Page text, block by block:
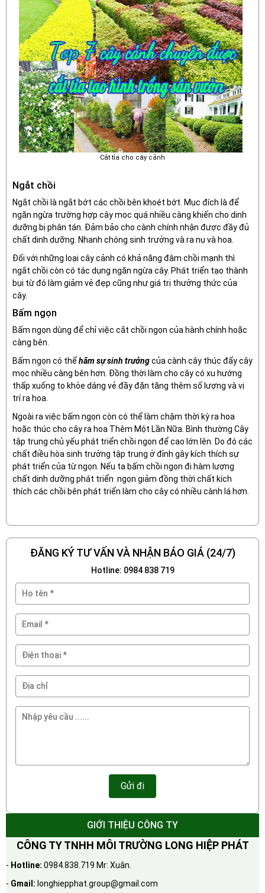
Cắt tỉa cho cây cảnh
Ngắt chồi
Ngắt chồi là ngắt bớt các chồi bên khoét bớt. Mục đích là để
ngăn ngừa trường hợp cây mọc quá nhiều càng khiến cho dinh
dưỡng bị phân tán. Đảm bảo cho cành chính nhận được đầy đủ
chất dinh dưỡng. Nhanh chóng sinh trưởng và ra nụ và hoa.
Đối với những loại cây cảnh có khả năng đâm chồi mạnh thì
ngắt chồi còn có tác dụng ngăn ngừa cây. Phát triển tạo thành
bụi từ đó làm giảm vẻ đẹp cũng như giá trị thưởng thức của
cây.
Bấm ngọn
Bấm ngọn dùng để chỉ việc cắt chồi ngọn của hành chính hoặc
càng bên.
Bấm ngọn có thểhãm sự sinh trưởngcủa cành cây thúc đẩy cây
mọc nhiều càng bên hơn. Đồng thời làm cho cây có xu hướng
thấp xuống to khỏe dáng vẻ đầy đặn tăng thêm số lượng và vị
trí ra hoa.
Ngoài ra việc bấm ngọn còn có thể làm chậm thời kỳ ra hoa
hoặc thúc cho cây ra hoa Thêm Một Lần Nữa. Bình thường Cây
tập trung chủ yếu phát triển chồi ngọn để cao lớn lên. Do đó các
chất điều hòa sinh trưởng tập trung ở đỉnh gây kích thích sự
phát triển của từ ngọn. Nếu ta bấm chồi ngọn đi hàm lượng
chất dinh dưỡng phát triển ngọn giảm đồng thời chất kích
thích các chồi bên phát triển làm cho cây có nhiều cành lá hơn.
ĐĂNG KÝ TƯ VẤN VÀ NHẬN BÁO GIÁ (24/7)
Hotline: 0984 838 719
GIỚI THIỆU CÔNG TY
CÔNG TY TNHH MÔI TRƯỜNG LONG HIỆP PHÁT
- Hotline: 0984.838.719 Mr: Xuân.
- Gmail: longhiepphat.group@gmail.com